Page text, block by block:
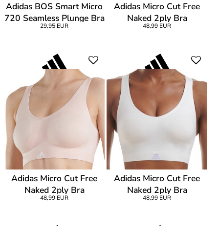
Adidas BOS Smart Micro
720 Seamless Plunge Bra
29,95 EUR
Adidas Micro Cut Free
Naked 2ply Bra
48,99 EUR
Adidas Micro Cut Free
Naked 2ply Bra
48,99 EUR
Adidas Micro Cut Free
Naked 2ply Bra
48,99 EUR